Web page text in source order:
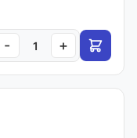
- +